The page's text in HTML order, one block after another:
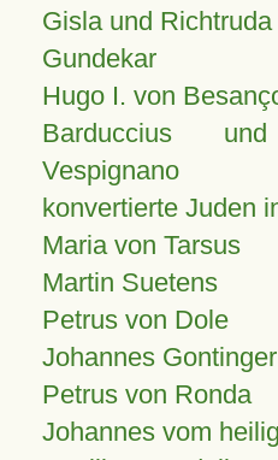
Gisla und Richtruda
Gundekar
Hugo I. von
Barduccius
Vespignano
konvertierte Juden
Maria von Tarsus
Martin Suetens
Petrus von Dole
Johannes Gontinger
Petrus von Ronda
Johannes vom